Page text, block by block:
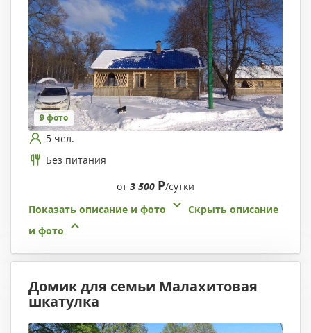
9 фото
5 чел.
Без питания
от 3 500 Р/сутки
Показать описание и фото
Скрыть описание
и фото
Домик для семьи Малахитовая
шкатулка